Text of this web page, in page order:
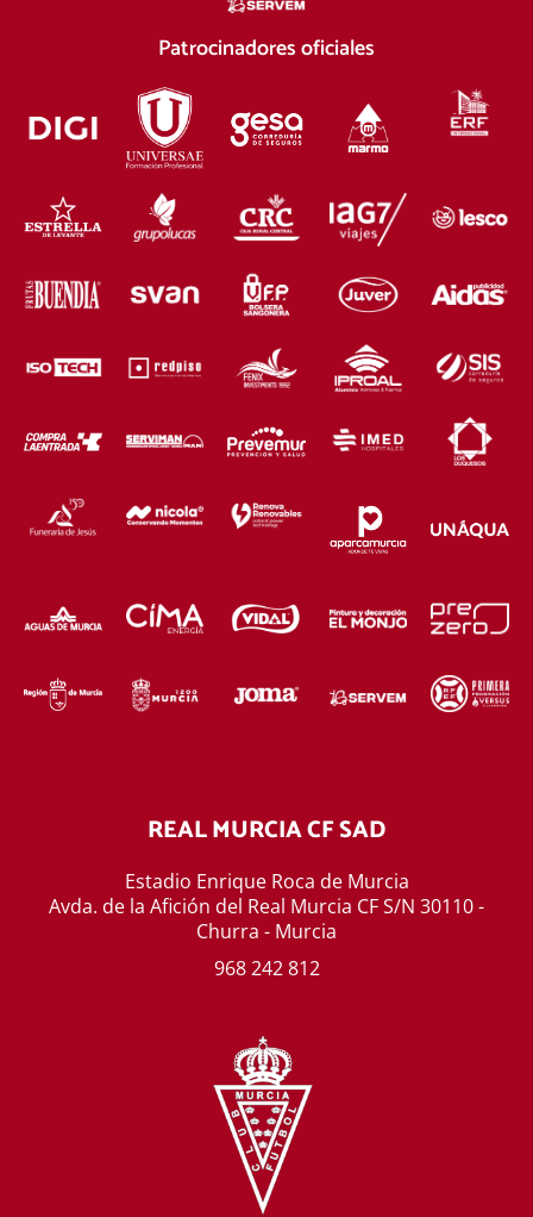
Patrocinadores oficiales
REAL MURCIA CF SAD
Estadio Enrique Roca de Murcia
Avda. de la Afición del Real Murcia CF S/N 30110 -
Churra - Murcia
968 242 812